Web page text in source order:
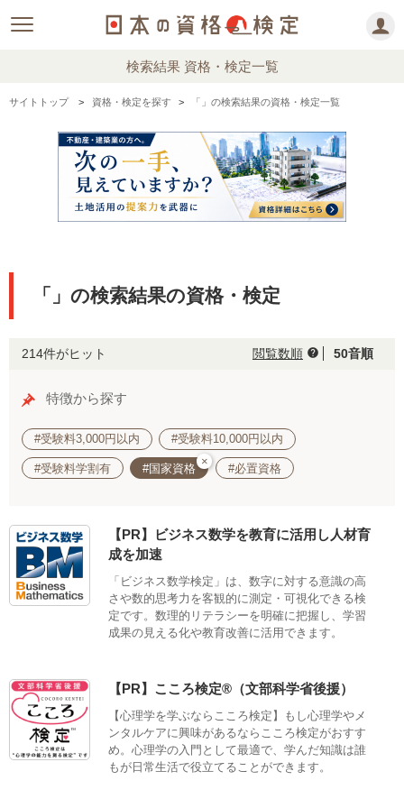
検索結果 資格・検定一覧
サイトトップ 資格・検定を探す 「」の検索結果の資格・検定一覧
「」の検索結果の資格・検定
214件がヒット 閲覧数順 help 50音順
特徴から探す
#受験料3,000円以内 #受験料10,000円以内
#受験料学割有 #国家資格
×
#必置資格
【PR】ビジネス数学を教育に活用し人材育
成を加速
「ビジネス数学検定」は、数字に対する意識の高
さや数的思考力を客観的に測定・可視化できる検
定です。数理的リテラシーを明確に把握し、学習
成果の見える化や教育改善に活用できます。
【PR】こころ検定®（文部科学省後援）
【心理学を学ぶならこころ検定】もし心理学やメ
ンタルケアに興味があるならこころ検定がおすす
め。心理学の入門として最適で、学んだ知識は誰
もが日常生活で役立てることができます。